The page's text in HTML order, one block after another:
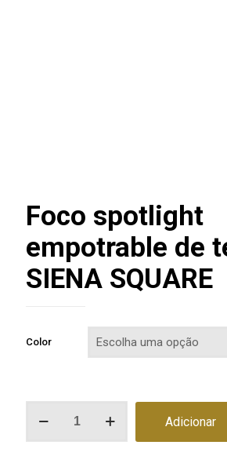
Foco spotlight
empotrable de
SIENA SQUARE
Color
Adicionar